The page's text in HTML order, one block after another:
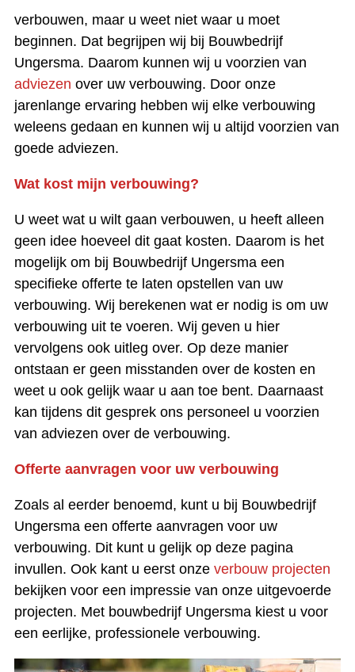
verbouwen, maar u weet niet waar u moet
beginnen. Dat begrijpen wij bij Bouwbedrijf
Ungersma. Daarom kunnen wij u voorzien van
adviezen over uw verbouwing. Door onze
jarenlange ervaring hebben wij elke verbouwing
weleens gedaan en kunnen wij u altijd voorzien van
goede adviezen.
Wat kost mijn verbouwing?
U weet wat u wilt gaan verbouwen, u heeft alleen
geen idee hoeveel dit gaat kosten. Daarom is het
mogelijk om bij Bouwbedrijf Ungersma een
specifieke offerte te laten opstellen van uw
verbouwing. Wij berekenen wat er nodig is om uw
verbouwing uit te voeren. Wij geven u hier
vervolgens ook uitleg over. Op deze manier
ontstaan er geen misstanden over de kosten en
weet u ook gelijk waar u aan toe bent. Daarnaast
kan tijdens dit gesprek ons personeel u voorzien
van adviezen over de verbouwing.
Offerte aanvragen voor uw verbouwing
Zoals al eerder benoemd, kunt u bij Bouwbedrijf
Ungersma een offerte aanvragen voor uw
verbouwing. Dit kunt u gelijk op deze pagina
invullen. Ook kant u eerst onze verbouw projecten
bekijken voor een impressie van onze uitgevoerde
projecten. Met bouwbedrijf Ungersma kiest u voor
een eerlijke, professionele verbouwing.